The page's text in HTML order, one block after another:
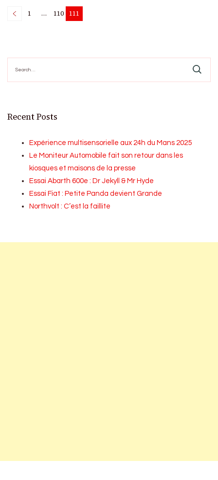
Posts
Page
1 … Page
110 Page
111
for:
Recent Posts
Expérience multisensorielle aux 24h du Mans 2025
Le Moniteur Automobile fait son retour dans les
kiosques et maisons de la presse
Essai Abarth 600e : Dr Jekyll & Mr Hyde
Essai Fiat : Petite Panda devient Grande
Northvolt : C’est la faillite